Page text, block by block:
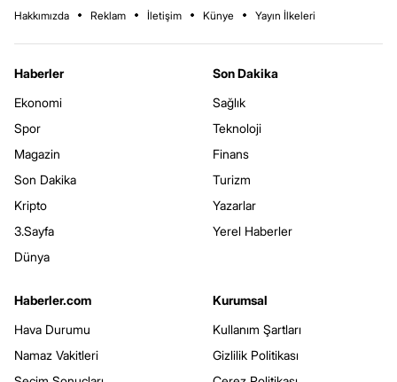
Hakkımızda Reklam İletişim Künye Yayın İlkeleri
Haberler
Ekonomi
Spor
Magazin
Son Dakika
Kripto
3.Sayfa
Dünya
Son Dakika
Sağlık
Teknoloji
Finans
Turizm
Yazarlar
Yerel Haberler
Haberler.com
Hava Durumu
Namaz Vakitleri
Kurumsal
Kullanım Şartları
Gizlilik Politikası